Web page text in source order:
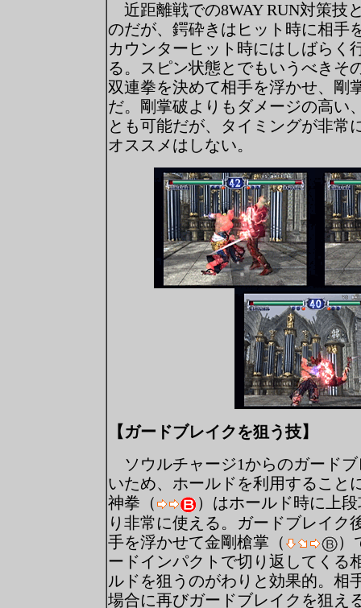
近距離戦での8WAY RUN対策技
のだが、鍔砕きはヒット時に相手
カウンターヒット時にはしばらく
る。スピン状態とでもいうべきそ
双連拳を決めて相手を浮かせ、剛
だ。剛掌破よりもダメージの高い
とも可能だが、タイミングが非常
オススメはしない。
【ガードブレイクを狙う技】
ソウルチャージ1からのガード
いため、ホールドを利用すること
神拳（
）はホールド時に上
り非常に使える。ガードブレイク
手を浮かせて金剛槍掌（
）
ードインパクトで切り返してくる
ルドを狙うのがわりと効果的。相
場合に再びガードブレイクを狙え